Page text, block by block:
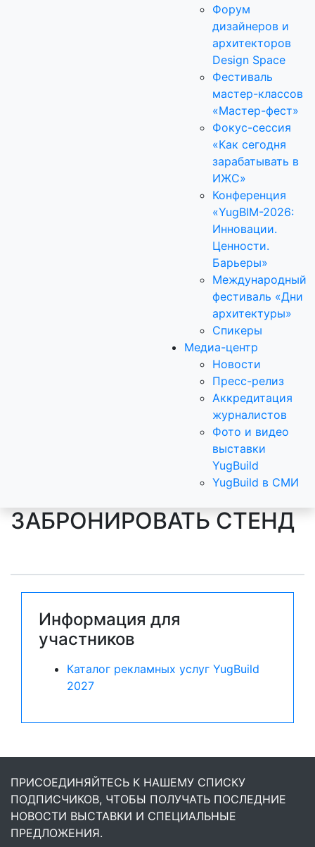
Форум
дизайнеров и
архитекторов
Design Space
Фестиваль
мастер-классов
«Мастер-фест»
Фокус-сессия
«Как сегодня
зарабатывать в
ИЖС»
Конференция
«YugBIM-2026:
Инновации.
Ценности.
Барьеры»
Международный
фестиваль «Дни
архитектуры»
Спикеры
Медиа-центр
Новости
Пресс-релиз
Аккредитация
журналистов
Фото и видео
выставки
YugBuild
YugBuild в СМИ
ЗАБРОНИРОВАТЬ СТЕНД
Информация для
участников
Каталог рекламных услуг YugBuild
2027
ПРИСОЕДИНЯЙТЕСЬ К НАШЕМУ СПИСКУ
ПОДПИСЧИКОВ, ЧТОБЫ ПОЛУЧАТЬ ПОСЛЕДНИЕ
НОВОСТИ ВЫСТАВКИ И СПЕЦИАЛЬНЫЕ
ПРЕДЛОЖЕНИЯ.